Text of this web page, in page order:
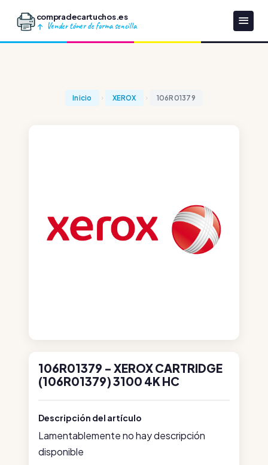
compradecartuchos.es
Vender tóner de forma sencilla
Inicio XEROX 106R01379
106R01379 - XEROX CARTRIDGE
(106R01379) 3100 4K HC
Descripción del artículo
Lamentablemente no hay descripción
disponible